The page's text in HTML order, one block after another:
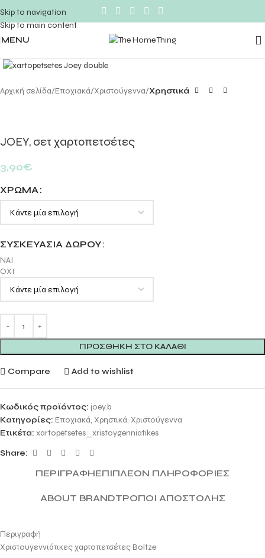
Skip to navigation
Skip to main content
MENU
Αρχική σελίδα Εποχιακά Χριστούγεννα Χρηστικά
JOEY, σετ χαρτοπετσέτες
3,90€
ΧΡΏΜΑ
ΣΥΣΚΕΥΑΣΊΑ ΔΏΡΟΥ
ΝΑΙ
ΟΧΙ
ΠΡΟΣΘΉΚΗ ΣΤΟ ΚΑΛΆΘΙ
Compare Add to wishlist
Κωδικός προϊόντος: joey.b
Κατηγορίες: Εποχιακά, Χρηστικά, Χριστούγεννα
Ετικέτα: xartopetsetes_xristoygenniatikes
Share:
ΠΕΡΙΓΡΑΦΉΕΠΙΠΛΈΟΝ ΠΛΗΡΟΦΟΡΊΕΣ
ABOUT BRANDΤΡΌΠΟΙ ΑΠΟΣΤΟΛΉΣ
Περιγραφή
Χριστουγεννιάτικες χαρτοπετσέτες Boltze